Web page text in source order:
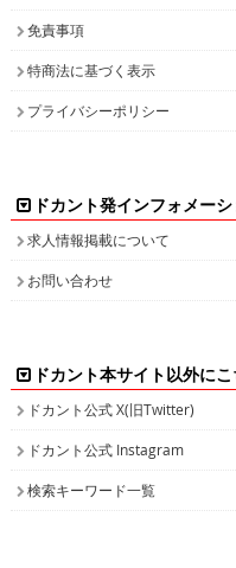
免責事項
特商法に基づく表示
プライバシーポリシー
ドカント発インフォメー
求人情報掲載について
お問い合わせ
ドカント本サイト以外に
ドカント公式 X(旧Twitter)
ドカント公式 Instagram
検索キーワード一覧